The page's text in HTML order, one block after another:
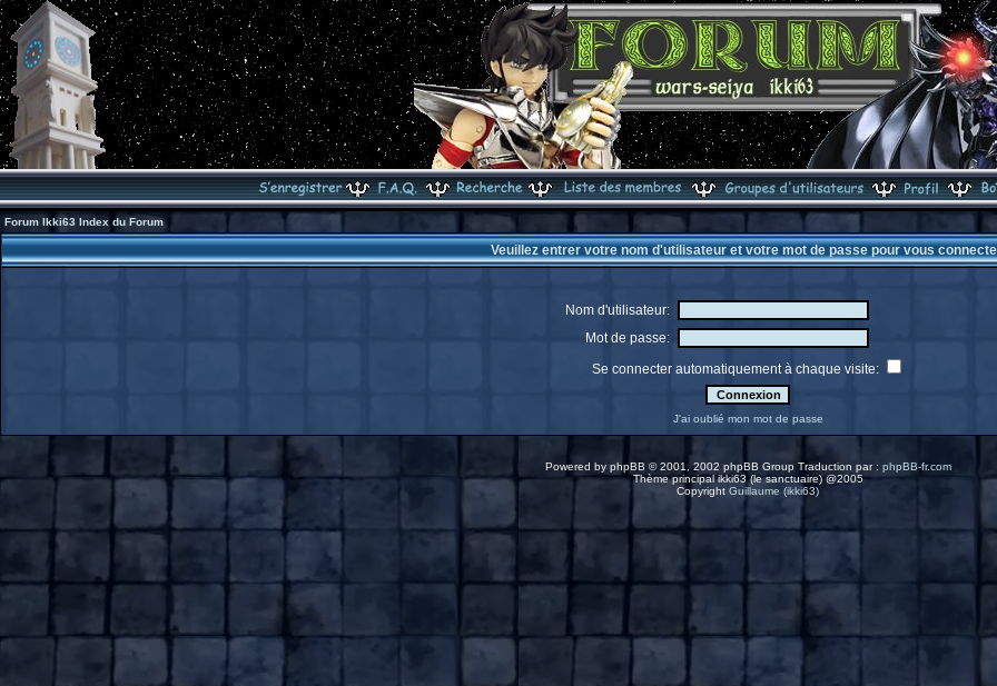
Forum Ikki63 Index du Forum
Veuillez entrer votre nom d'utilisateur et votre mot de passe pour vous
Nom d'utilisateur:
Mot de passe:
Se connecter automatiquement à chaque visite:
J'ai oublié mon mot de passe
Powered by phpBB © 2001, 2002 phpBB Group Traduction par : phpBB-fr.com
Thème principal ikki63 (le sanctuaire) @2005
Copyright Guillaume (ikki63)